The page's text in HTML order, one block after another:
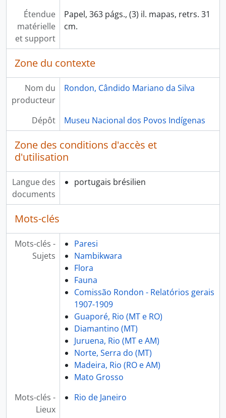
Étendue
matérielle
et support
Papel, 363 págs., (3) il. mapas, retrs. 31
cm.
Zone du contexte
Nom du
producteur
Rondon, Cândido Mariano da Silva
Dépôt Museu Nacional dos Povos Indígenas
Zone des conditions d'accès et
d'utilisation
Langue des
documents
portugais brésilien
Mots-clés
Mots-clés -
Sujets
Paresi
Nambikwara
Flora
Fauna
Comissão Rondon - Relatórios gerais
1907-1909
Guaporé, Rio (MT e RO)
Diamantino (MT)
Juruena, Rio (MT e AM)
Norte, Serra do (MT)
Madeira, Rio (RO e AM)
Mato Grosso
Mots-clés -
Lieux
Rio de Janeiro